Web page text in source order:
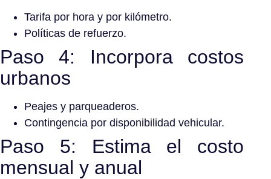
Tarifa por hora y por kilómetro.
Políticas de refuerzo.
Paso 4: Incorpora costos
urbanos
Peajes y parqueaderos.
Contingencia por disponibilidad vehicular.
Paso 5: Estima el costo
mensual y anual